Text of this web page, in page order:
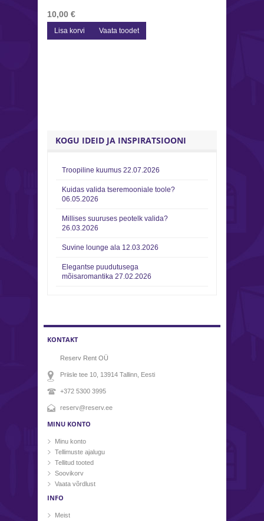
10,00 €
Lisa korvi Vaata toodet
KOGU IDEID JA INSPIRATSIOONI
Troopiline kuumus 22.07.2026
Kuidas valida tseremooniale toole?
06.05.2026
Millises suuruses peotelk valida?
26.03.2026
Suvine lounge ala 12.03.2026
Elegantse puudutusega
mõisaromantika 27.02.2026
KONTAKT
Reserv Rent OÜ
Priisle tee 10, 13914 Tallinn , Eesti
+372 5300 3995
reserv@reserv.ee
MINU KONTO
Minu konto
Tellimuste ajalugu
Tellitud tooted
Soovikorv
Vaata võrdlust
INFO
Meist